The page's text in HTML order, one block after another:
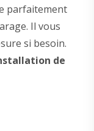
parfaitement
Il vous
si besoin.
de